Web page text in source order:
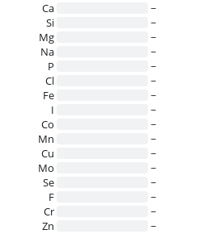
Ca
~
Si
~
Mg
~
Na
~
P
~
Cl
~
Fe
~
I
~
Co
~
Mn
~
Cu
~
Mo
~
Se
~
F
~
Cr
~
Zn
~